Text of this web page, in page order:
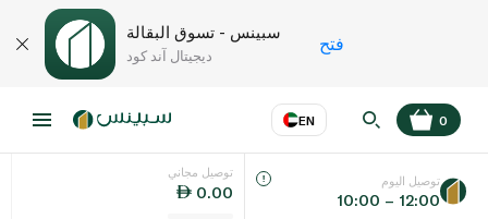
سبينس - تسوق البقالة
ديجيتال آند كود
فتح
EN
اللغة عر
0
توصيل مجاني
0.00
توصيل اليوم
10:00 – 12:00